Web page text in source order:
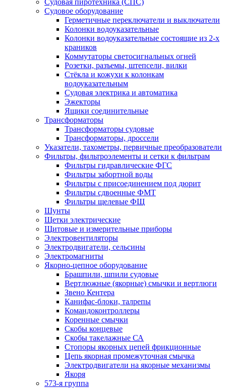
Судовое оборудование
Герметичные переключатели и выключатели
Колонки водоуказательные
Колонки водоуказательные состоящие из 2-х
краников
Коммутаторы светосигнальных огней
Розетки, разъемы, штепсели, вилки
Стёкла и кожухи к колонкам
водоуказательным
Судовая электрика и автоматика
Эжекторы
Ящики соединительные
Трансформаторы
Трансформаторы судовые
Трансформаторы, дроссели
Указатели, тахометры, первичные преобразователи
Фильтры, фильтроэлементы и сетки к фильтрам
Фильтры гидравлические ФГС
Фильтры забортной воды
Фильтры с присоединением под дюрит
Фильтры сдвоенные ФМТ
Фильтры щелевые ФЩ
Шунты
Щетки электрические
Щитовые и измерительные приборы
Электровентиляторы
Электродвигатели, сельсины
Электромагниты
Якорно-цепное оборудование
Брашпили, шпили судовые
Вертлюжные (якорные) смычки и вертлюги
Звено Кентера
Канифас-блоки, талрепы
Командоконтроллеры
Коренные смычки
Скобы концевые
Скобы такелажные СА
Стопоры якорных цепей фрикционные
Цепь якорная промежуточная смычка
Электродвигатели на якорные механизмы
Якоря
573-я группа